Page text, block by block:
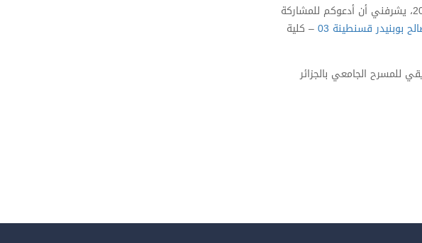
في إطار نشاطات مهرجان الجزائر الإفريقي للمسرح الجامعي، المنتظر تنظيمه خلال الفترة الممتدة من 13 إلى 19 جويلية 2026، يشرفني أن أدعوكم للمشاركة
بوبنيدر قسنطينة 03
– كلية
للمسرح الجامعي بالجزائر